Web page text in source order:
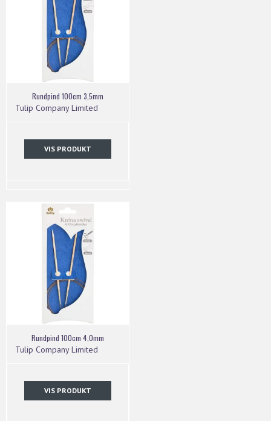
Rundpind 100cm 3,5mm
Tulip Company Limited
VIS PRODUKT
Rundpind 100cm 4,0mm
Tulip Company Limited
VIS PRODUKT